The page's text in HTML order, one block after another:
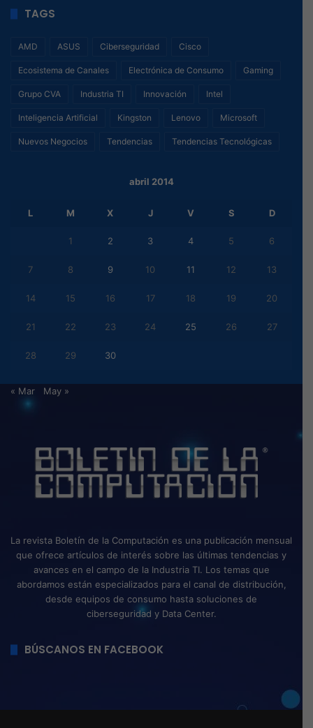
TAGS
AMD ASUS Ciberseguridad Cisco
Ecosistema de Canales Electrónica de Consumo Gaming
Grupo CVA Industria TI Innovación Intel
Inteligencia Artificial Kingston Lenovo Microsoft
Nuevos Negocios Tendencias Tendencias Tecnológicas
abril 2014
L M X J V S D
1 2 3 4 5 6
7 8 9 10 11 12 13
14 15 16 17 18 19 20
21 22 23 24 25 26 27
28 29 30
« Mar May »
La revista Boletín de la Computación es una publicación mensual
que ofrece artículos de interés sobre las últimas tendencias y
avances en el campo de la Industria TI. Los temas que
abordamos están especializados para el canal de distribución,
desde equipos de consumo hasta soluciones de
ciberseguridad y Data Center.
BÚSCANOS EN FACEBOOK